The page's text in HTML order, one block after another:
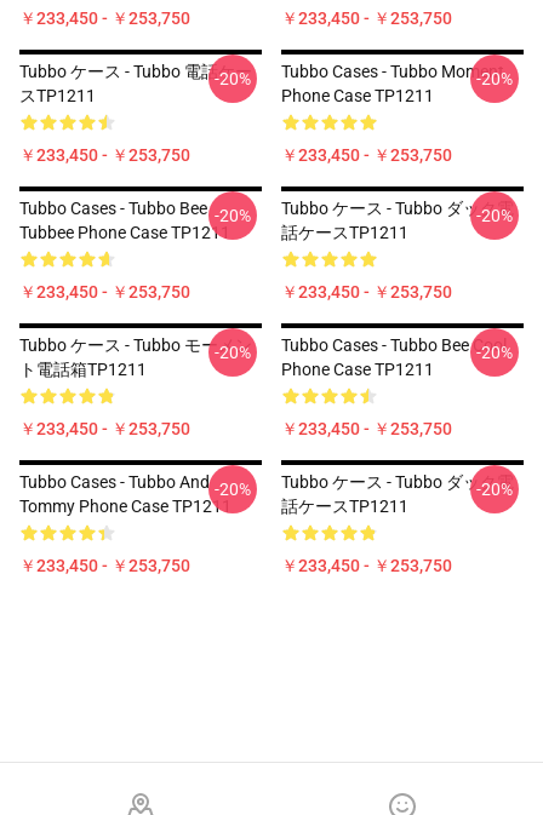
￥233,450 - ￥253,750 ￥233,450 - ￥253,750
Tubbo ケース - Tubbo 電話ケー
スTP1211
￥233,450 - ￥253,750
-20%
Tubbo Cases - Tubbo Moment
Phone Case TP1211
￥233,450 - ￥253,750
-20%
Tubbo Cases - Tubbo Bee
Tubbee Phone Case TP1211
￥233,450 - ￥253,750
-20%
Tubbo ケース - Tubbo ダック電
話ケースTP1211
￥233,450 - ￥253,750
-20%
Tubbo ケース - Tubbo モーメン
ト電話箱TP1211
￥233,450 - ￥253,750
-20%
Tubbo Cases - Tubbo Bee Cool
Phone Case TP1211
￥233,450 - ￥253,750
-20%
Tubbo Cases - Tubbo And
Tommy Phone Case TP1211
￥233,450 - ￥253,750
-20%
Tubbo ケース - Tubbo ダック電
話ケースTP1211
￥233,450 - ￥253,750
-20%